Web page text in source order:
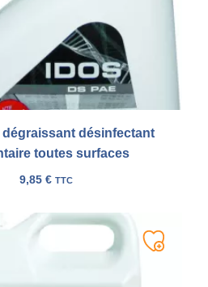
dégraissant désinfectant
toutes surfaces
9,85€ TTC
Ajouter